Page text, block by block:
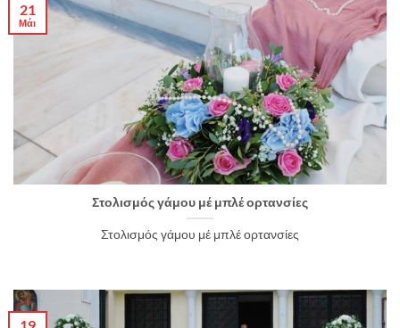
Στολισμός γάμου μέ μπλέ ορτανσίες
Στολισμός γάμου μέ μπλέ ορτανσίες
21
Μάι
19